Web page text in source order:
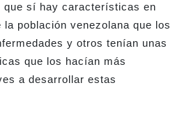
que sí hay características en
población venezolana que los
y otros tenían unas
que los hacían más
a desarrollar estas